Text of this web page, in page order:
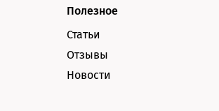
Полезное
Статьи
Отзывы
Новости